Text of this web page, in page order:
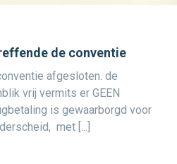
de conventie
afgesloten. de
vrij vermits er GEEN
is gewaarborgd voor
met [...]